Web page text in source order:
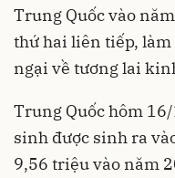
Trung Quốc vào
thứ hai liên tiếp,
ngại về tương lai
Trung Quốc hôm
sinh được sinh ra
9,56 triệu vào năm